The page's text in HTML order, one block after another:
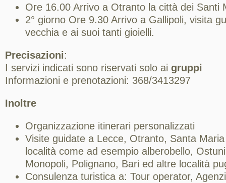
Ore 16.00 Arrivo a Otranto la città dei Santi
2° giorno Ore 9.30 Arrivo a Gallipoli, visita
vecchia e ai suoi tanti gioielli.
Precisazioni:
I servizi indicati sono riservati solo ai gruppi
Informazioni e prenotazioni: 368/3413297
Inoltre
Organizzazione itinerari personalizzati
Visite guidate a Lecce, Otranto, Santa
località come ad esempio alberobello,
Monopoli, Polignano, Bari ed altre località
Consulenza turistica a: Tour operator,